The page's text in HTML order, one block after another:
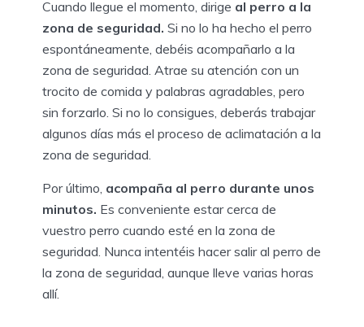
Cuando llegue el momento, dirige al perro a la
zona de seguridad. Si no lo ha hecho el perro
espontáneamente, debéis acompañarlo a la
zona de seguridad. Atrae su atención con un
trocito de comida y palabras agradables, pero
sin forzarlo. Si no lo consigues, deberás trabajar
algunos días más el proceso de aclimatación a la
zona de seguridad.
Por último, acompaña al perro durante unos
minutos. Es conveniente estar cerca de
vuestro perro cuando esté en la zona de
seguridad. Nunca intentéis hacer salir al perro de
la zona de seguridad, aunque lleve varias horas
allí.